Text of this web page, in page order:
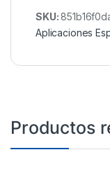
SKU:
Aplicaciones
Productos